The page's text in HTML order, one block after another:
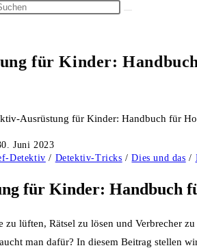
für Kinder:
Juni 2023
Detektiv / Detektiv-Tricks / Dies und das /
für Kinder: Handbuch
zu lüften, Rätsel zu lösen und Verbrecher
man dafür? In diesem Beitrag stellen